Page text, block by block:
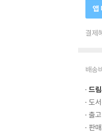
앱
결제
배송
드
도
출
판